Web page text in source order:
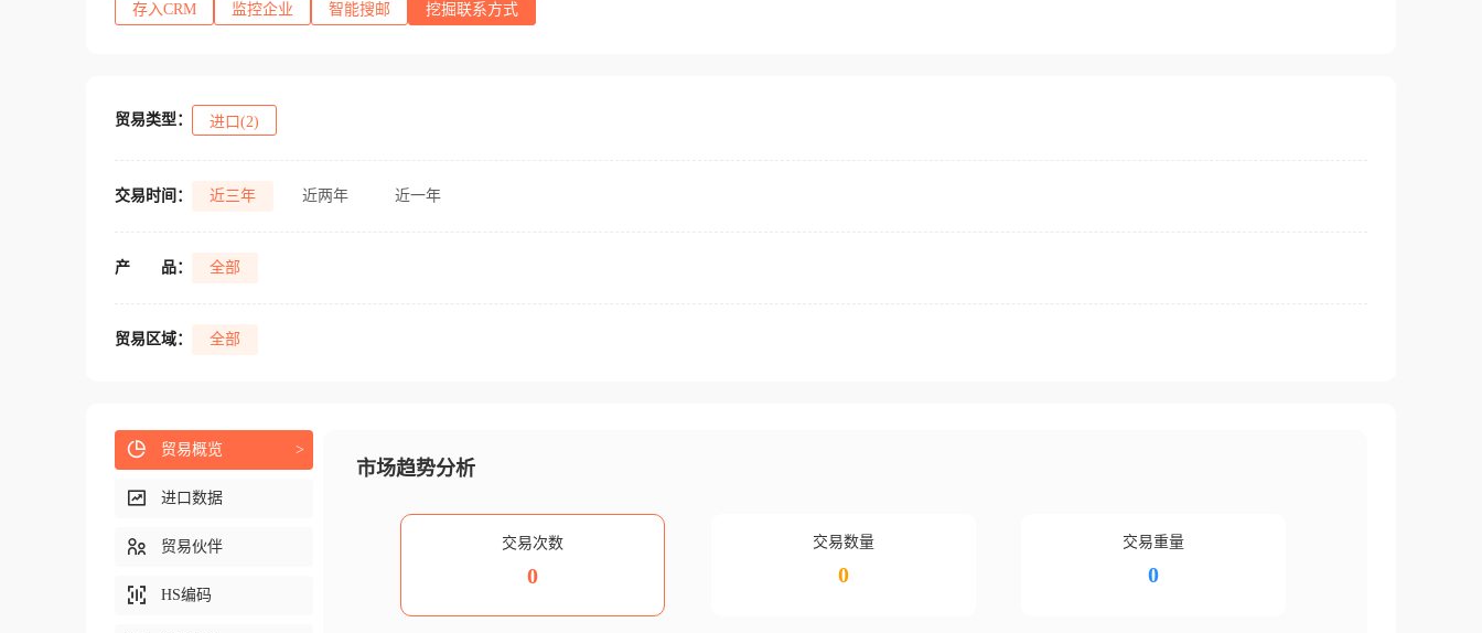
存入CRM 监控企业 智能搜邮 挖掘联系方式
贸易类型： 进口(2)
交易时间： 近三年 近两年 近一年
产 品： 全部
贸易区域： 全部
市场趋势分析
交易次数
0
交易数量
0
交易重量
0
贸易概览 >
进口数据
贸易伙伴
HS编码